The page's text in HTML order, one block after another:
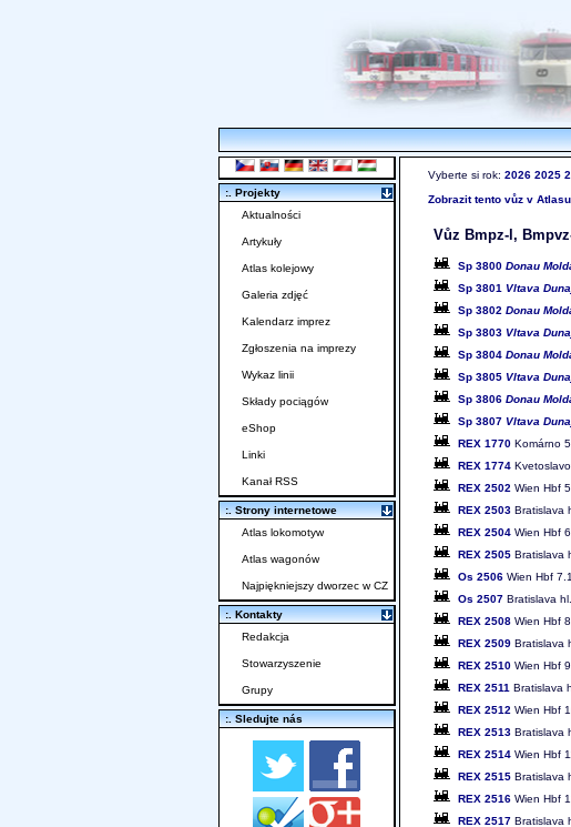
Vyberte si rok: 2026 2025
Zobrazit tento vůz v
Vůz Bmpz-l,
Sp 3800 Donau
Sp 3801 Vltava
Sp 3802 Donau
Sp 3803 Vltava
Sp 3804 Donau
Sp 3805 Vltava
Sp 3806 Donau
Sp 3807 Vltava
REX 1770 Komárno
REX 1774
REX 2502 Wien Hbf
REX 2503 Bratislava
REX 2504 Wien Hbf
REX 2505 Bratislava
Os 2506 Wien Hbf
Os 2507 Bratislava
REX 2508 Wien Hbf
REX 2509 Bratislava
REX 2510 Wien Hbf
REX 2511 Bratislava
REX 2512 Wien Hbf
REX 2513 Bratislava
REX 2514 Wien Hbf
REX 2515 Bratislava
REX 2516 Wien Hbf
REX 2517 Bratislava
:. Projekty
Aktualności
Artykuły
Atlas kolejowy
Galeria zdjęć
Kalendarz imprez
Zgłoszenia na imprezy
Wykaz linii
Składy pociągów
eShop
Linki
Kanał RSS
:. Strony internetowe
Atlas lokomotyw
Atlas wagonów
Najpiękniejszy dworzec w CZ
:. Kontakty
Redakcja
Stowarzyszenie
Grupy
:. Sledujte nás